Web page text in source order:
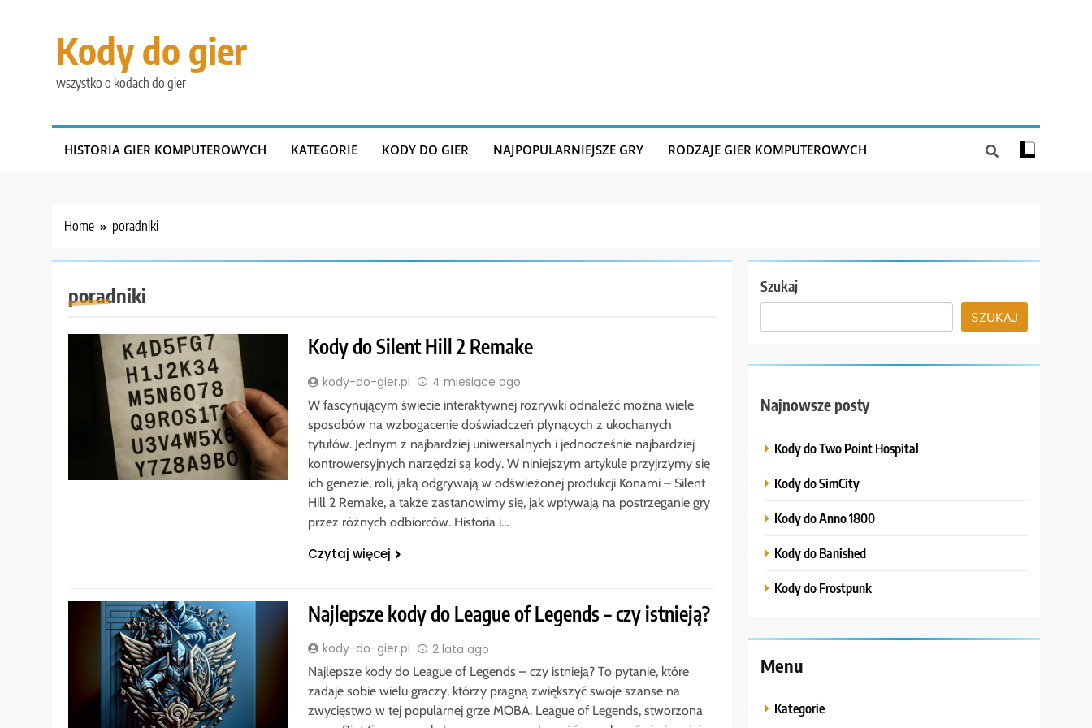
Kody do gier
wszystko o kodach do gier
HISTORIA GIER KOMPUTEROWYCH KATEGORIE KODY DO GIER NAJPOPULARNIEJSZE GRY RODZAJE GIER KOMPUTEROWYCH
Home poradniki
poradniki
Kody do Silent Hill 2 Remake
kody-do-gier.pl 4 miesiące ago
W fascynującym świecie interaktywnej rozrywki odnaleźć można wiele
sposobów na wzbogacenie doświadczeń płynących z ukochanych
tytułów. Jednym z najbardziej uniwersalnych i jednocześnie najbardziej
kontrowersyjnych narzędzi są kody. W niniejszym artykule przyjrzymy się
ich genezie, roli, jaką odgrywają w odświeżonej produkcji Konami – Silent
Hill 2 Remake, a także zastanowimy się, jak wpływają na postrzeganie gry
przez różnych odbiorców. Historia i…
Czytaj więcej
Najlepsze kody do League of Legends – czy istnieją?
kody-do-gier.pl 2 lata ago
Najlepsze kody do League of Legends – czy istnieją? To pytanie, które
zadaje sobie wielu graczy, którzy pragną zwiększyć swoje szanse na
zwycięstwo w tej popularnej grze MOBA. League of Legends, stworzona
Szukaj
SZUKAJ
Najnowsze posty
Kody do Two Point Hospital
Kody do SimCity
Kody do Anno 1800
Kody do Banished
Kody do Frostpunk
Menu
Kategorie